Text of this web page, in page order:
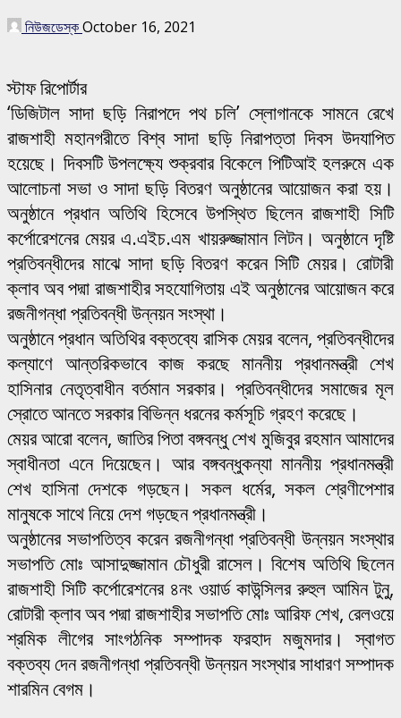
নিউজডেস্কOctober 16, 2021
স্টাফ রিপোর্টার
‘ডিজিটাল সাদা ছড়ি নিরাপদে পথ চলি’ স্লোগানকে সামনে রেখে
রাজশাহী মহানগরীতে বিশ্ব সাদা ছড়ি নিরাপত্তা দিবস উদযাপিত
হয়েছে। দিবসটি উপলক্ষ্যে শুক্রবার বিকেলে পিটিআই হলরুমে এক
আলোচনা সভা ও সাদা ছড়ি বিতরণ অনুষ্ঠানের আয়োজন করা হয়।
অনুষ্ঠানে প্রধান অতিথি হিসেবে উপস্থিত ছিলেন রাজশাহী সিটি
কর্পোরেশনের মেয়র এ.এইচ.এম খায়রুজ্জামান লিটন। অনুষ্ঠানে দৃষ্টি
প্রতিবন্ধীদের মাঝে সাদা ছড়ি বিতরণ করেন সিটি মেয়র। রোটারী
ক্লাব অব পদ্মা রাজশাহীর সহযোগিতায় এই অনুষ্ঠানের আয়োজন করে
রজনীগন্ধা প্রতিবন্ধী উন্নয়ন সংস্থা।
অনুষ্ঠানে প্রধান অতিথির বক্তব্যে রাসিক মেয়র বলেন, প্রতিবন্ধীদের
কল্যাণে আন্তরিকভাবে কাজ করছে মাননীয় প্রধানমন্ত্রী শেখ
হাসিনার নেতৃত্বাধীন বর্তমান সরকার। প্রতিবন্ধীদের সমাজের মূল
স্রোতে আনতে সরকার বিভিন্ন ধরনের কর্মসূচি গ্রহণ করেছে।
মেয়র আরো বলেন, জাতির পিতা বঙ্গবন্ধু শেখ মুজিবুর রহমান আমাদের
স্বাধীনতা এনে দিয়েছেন। আর বঙ্গবন্ধুকন্যা মাননীয় প্রধানমন্ত্রী
শেখ হাসিনা দেশকে গড়ছেন। সকল ধর্মের, সকল শ্রেণীপেশার
মানুষকে সাথে নিয়ে দেশ গড়ছেন প্রধানমন্ত্রী।
অনুষ্ঠানের সভাপতিত্ব করেন রজনীগন্ধা প্রতিবন্ধী উন্নয়ন সংস্থার
সভাপতি মোঃ আসাদুজ্জামান চৌধুরী রাসেল। বিশেষ অতিথি ছিলেন
রাজশাহী সিটি কর্পোরেশনের ৪নং ওয়ার্ড কাউন্সিলর রুহুল আমিন টুনু,
রোটারী ক্লাব অব পদ্মা রাজশাহীর সভাপতি মোঃ আরিফ শেখ, রেলওয়ে
শ্রমিক লীগের সাংগঠনিক সম্পাদক ফরহাদ মজুমদার। স্বাগত
বক্তব্য দেন রজনীগন্ধা প্রতিবন্ধী উন্নয়ন সংস্থার সাধারণ সম্পাদক
শারমিন বেগম।